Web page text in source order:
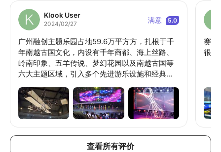
Klook User
2024/02/27 满意 5.0
广州融创主题乐园占地59.6万平方方，扎根于千
年南越古国文化，内设有千年商都、海上丝路、
岭南印象、五羊传说、梦幻花园以及南越古国等
六大主题区域，引入多个先进游乐设施和经典的
时，园区还荟萃世界各地的饕餮美食精选——特
色餐厅、各类美食小吃以及精美商品，让宾客玩
乐美食两不误。
赛道
很享
查看所有评价